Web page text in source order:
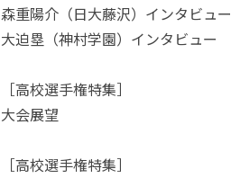
森重陽介（日大藤沢）インタビュー
大迫塁（神村学園）インタビュー
［高校選手権特集］
大会展望
［高校選手権特集］